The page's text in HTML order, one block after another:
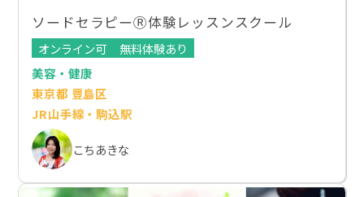
ソードセラピーⓇ体験レッスンスクール
オンライン可
無料体験あり
美容・健康
東京都 豊島区
JR山手線・駒込駅
こちあきな